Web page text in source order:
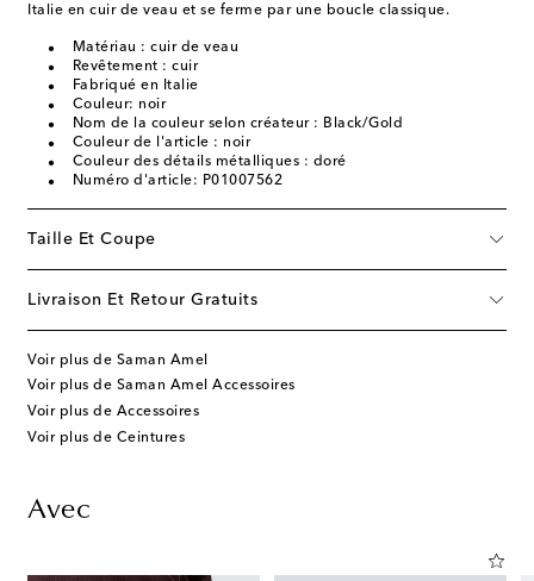
Italie en cuir de veau et se ferme par une boucle classique.
Matériau : cuir de veau
Revêtement : cuir
Fabriqué en Italie
Couleur: noir
Nom de la couleur selon créateur : Black/Gold
Couleur de l'article : noir
Couleur des détails métalliques : doré
Numéro d'article: P01007562
Taille Et Coupe
Livraison Et Retour Gratuits
Voir plus de Saman Amel
Voir plus de Saman Amel Accessoires
Voir plus de Accessoires
Voir plus de Ceintures
Avec